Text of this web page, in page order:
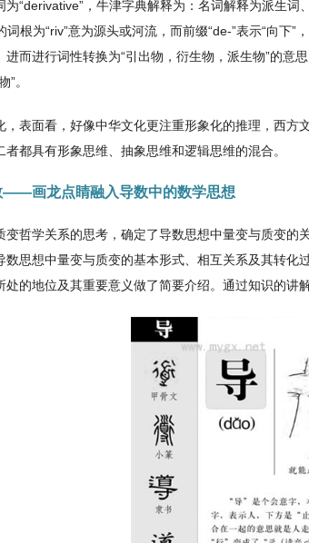
为“derivative”，牛津字典解释为：名词解释为派生
词根为“riv”意为源头或河流，而前缀“de-”表示“向下
进而进行词性转换为“引出物，衍生物，派生物”的意
”。
，表面看，好像中华文化更注重形象化的推理，西方
者都具有形象思维、抽象思维和逻辑思维的混合。
――画龙点睛融入导数中的数学思想
变哲学关系的思考，确定了导数思想中量变与质变
数思想中量变与质变的基本形式、相互关系及其转化
处的地位及其重要意义做了简要介绍。通过知识的讲